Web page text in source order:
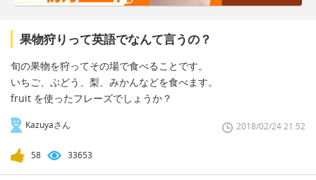
果物狩りって英語でなんて言うの？
旬の果物を狩ってその場で食べることです。
いちご、ぶどう、梨、みかんなどを食べます。
fruit を使ったフレーズでしょうか？
Kazuyaさん 2018/02/24 21:52
58 33653